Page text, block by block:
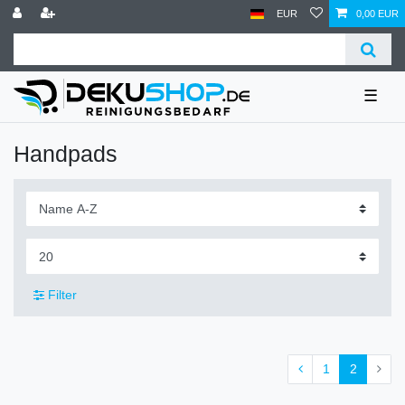
EUR 0,00 EUR
☰
Handpads
Filter
1 2